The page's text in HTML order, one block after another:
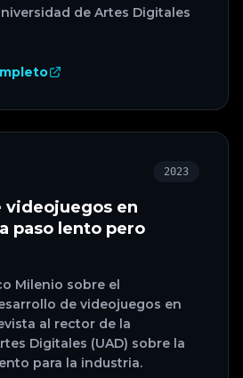
de Artes Digitales
2023
videojuegos en
paso lento pero
Milenio sobre el
de videojuegos en
al rector de la
Digitales (UAD) sobre la
para la industria.